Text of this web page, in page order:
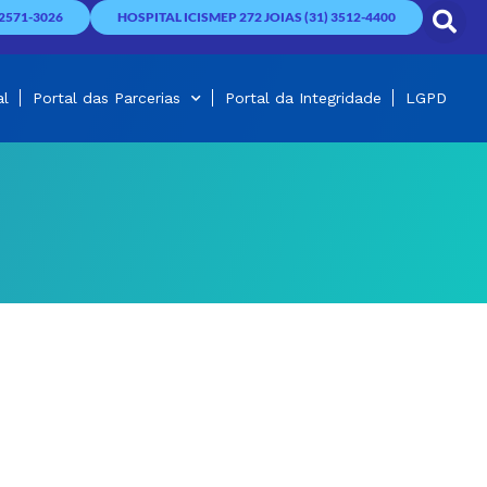
3026 HOSPITAL ICISMEP 272 JOIAS (31) 3512-4400
Portal das Parcerias Portal da Integridade LGPD